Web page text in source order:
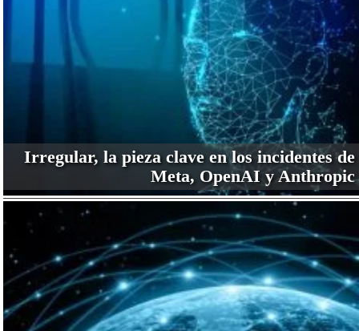
Irregular, la pieza clave en los incidentes de
Meta, OpenAI y Anthropic